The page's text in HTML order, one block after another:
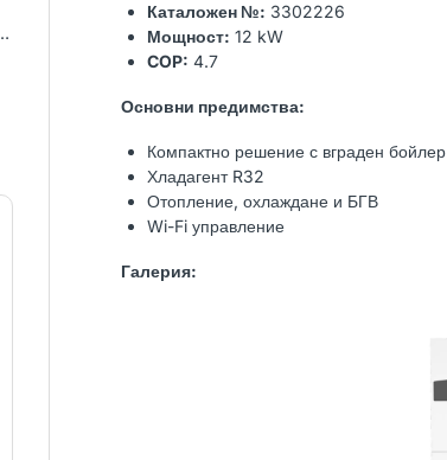
WOLF BWW-1-11/400V
Water-to-water heat
23,689.40 лв
Каталожен №: 3302226
Мощност: 12 kW
COP: 4.7
Основни предимства:
Компактно решение с вграден бойлер
Хладагент R32
Отопление, охлаждане и БГВ
Wi-Fi управление
Галерия: